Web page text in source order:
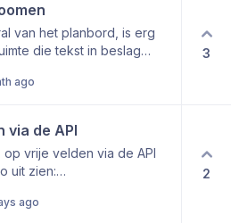
van het planbord, is erg
die tekst in beslag
en schaalt alles
maken met een uitzoom
ago
3
via de API
vrije velden via de API
uit zien:
ago
2